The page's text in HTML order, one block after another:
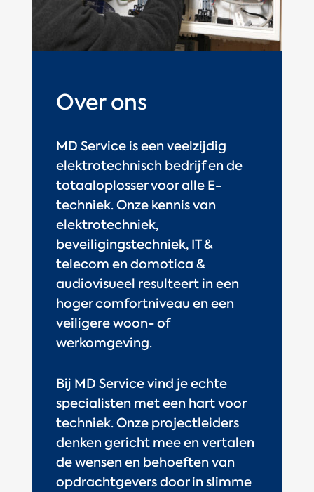
Over ons
MD Service is een veelzijdig
elektrotechnisch bedrijf en de
totaaloplosser voor alle E-
techniek. Onze kennis van
elektrotechniek,
beveiligingstechniek, IT &
telecom en domotica &
audiovisueel resulteert in een
hoger comfortniveau en een
veiligere woon- of
werkomgeving.
Bij MD Service vind je echte
specialisten met een hart voor
techniek. Onze projectleiders
denken gericht mee en vertalen
de wensen en behoeften van
opdrachtgevers door in slimme